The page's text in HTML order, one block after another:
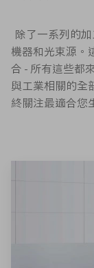
除了一系列的
機器和光束源。
合 - 所有這些都
與工業相關的全
終關注最適合您